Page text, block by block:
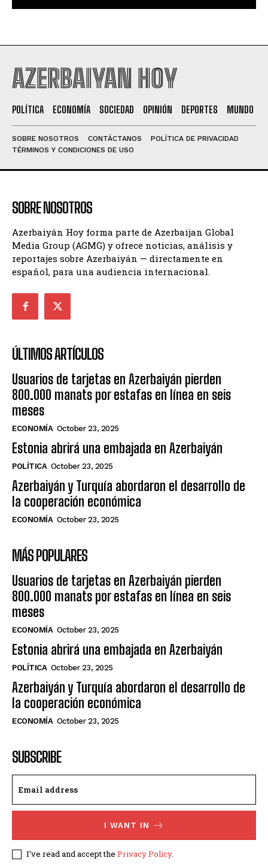
AZERBAIYAN HOY
POLÍTICA ECONOMÍA SOCIEDAD OPINIÓN DEPORTES MUNDO
SOBRE NOSOTROS CONTÁCTANOS
POLÍTICA DE PRIVACIDAD
TÉRMINOS Y CONDICIONES DE USO
SOBRE NOSOTROS
Azerbaiyán Hoy forma parte de Azerbaijan Global
Media Group (AGMG) y ofrece noticias, análisis y
reportajes sobre Azerbaiyán — directamente en
español, para una audiencia internacional.
ÚLTIMOS ARTÍCULOS
Usuarios de tarjetas en Azerbaiyán pierden
800.000 manats por estafas en línea en seis
meses
ECONOMÍA October 23, 2025
Estonia abrirá una embajada en Azerbaiyán
POLÍTICA October 23, 2025
Azerbaiyán y Turquía abordaron el desarrollo de
la cooperación económica
ECONOMÍA October 23, 2025
MÁS POPULARES
Usuarios de tarjetas en Azerbaiyán pierden
800.000 manats por estafas en línea en seis
meses
ECONOMÍA October 23, 2025
Estonia abrirá una embajada en Azerbaiyán
POLÍTICA October 23, 2025
Azerbaiyán y Turquía abordaron el desarrollo de
la cooperación económica
ECONOMÍA October 23, 2025
SUBSCRIBE
I WANT IN
I've read and accept the Privacy Policy.